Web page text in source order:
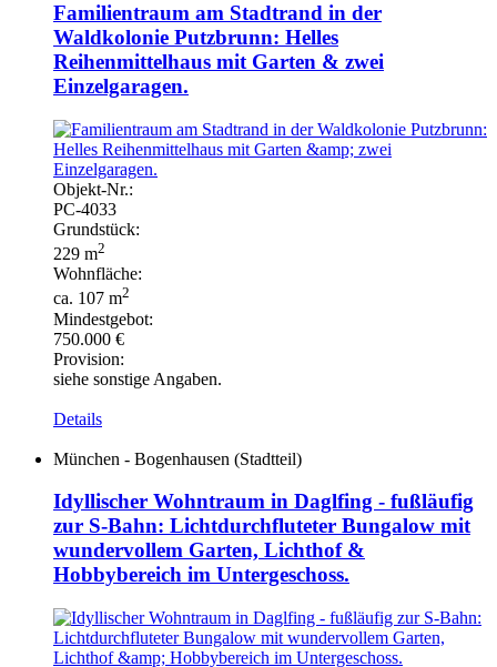
Familientraum am Stadtrand in der
Waldkolonie Putzbrunn: Helles
Reihenmittelhaus mit Garten & zwei
Einzelgaragen.
Objekt-Nr.:
PC-4033
Grundstück:
229 m2
Wohnfläche:
ca. 107 m2
Mindestgebot:
750.000 €
Provision:
siehe sonstige Angaben.
Details
München - Bogenhausen (Stadtteil)
Idyllischer Wohntraum in Daglfing - fußläufig
zur S-Bahn: Lichtdurchfluteter Bungalow mit
wundervollem Garten, Lichthof &
Hobbybereich im Untergeschoss.